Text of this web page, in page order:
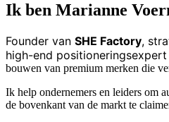
Ik ben Marianne
Founder van SHE Factory,
high-end positioneringsexpert
bouwen van premium merken die
Ik help ondernemers en leiders om
de bovenkant van de markt te